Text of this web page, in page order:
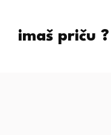
imaš priču ?